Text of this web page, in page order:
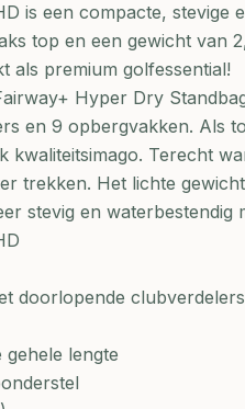
is een compacte, stevige
top en een gewicht van
als premium golfessential!
Hyper Dry
en 9 opbergvakken. Als
kwaliteitsimago. Terecht
trekken. Het lichte
stevig en waterbestendig
doorlopende clubverdelers
lengte